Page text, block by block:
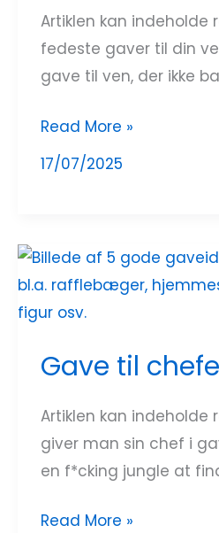
Artiklen kan indeholde
fedeste gaver til din
gave til ven, der ikke
Read More »
17/07/2025
Gave til
Artiklen kan indeholde
giver man sin chef i
en f*cking jungle at
Gave
til
chefen
Read More »